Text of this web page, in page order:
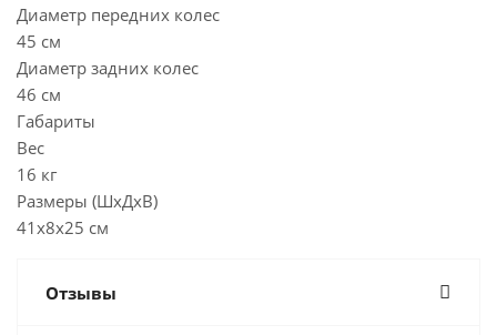
Диаметр передних колес
45 см
Диаметр задних колес
46 см
Габариты
Вес
16 кг
Размеры (ШxДxВ)
41x8x25 см
Отзывы